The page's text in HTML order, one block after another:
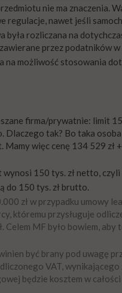
nie ma znaczenia.
nawet jeśli
była rozliczana na
przez podatników w
na możliwość stosowania
firma/prywatnie: limit
tak? Bo taka
więc cenę 134 529 zł
150 tys. zł netto,
do 150 tys. zł brutto.
zł w przypadku umowy
któremu przysługuje
MF było bowiem,
być brany pod uwagę
VAT,
będzie kosztem w